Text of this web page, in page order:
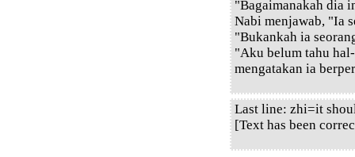
"Bagaimanakah dia
Nabi menjawab, "Ia
"Bukankah ia
"Aku belum tahu
mengatakan ia
Last line: zhi=it
[Text has been